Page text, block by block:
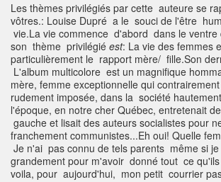
Les thèmes privilégiés par cette auteure se
vôtres.: Louise Dupré a le souci de l'être
vie.La vie commence d'abord dans le
son thème privilégié est: La vie des femmes
particulièrement le rapport mère/ fille.Son
L'album multicolore est un magnifique
mère, femme exceptionnelle qui
rudement imposée, dans la société
l'époque, en notre cher Québec, entretenait
gauche et lisait des auteurs socialistes pour
franchement communistes...Eh oui! Quelle
Je n'ai pas connu de tels parents même si
grandement pour m'avoir donné tout ce
voila, pour aujourd'hui, mon petit courrier